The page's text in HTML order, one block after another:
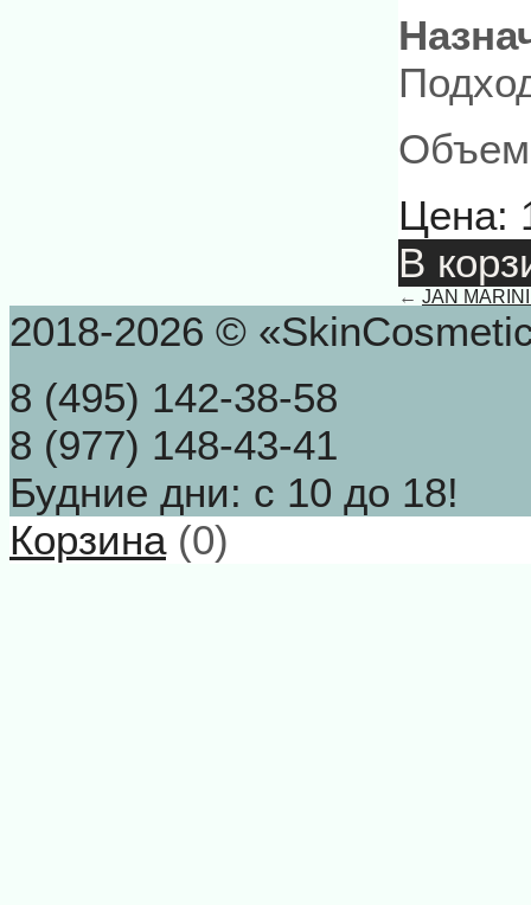
Цена:
В
← JAN
2018-2026 ©
8 (495) 142-38-58
8 (977) 148-43-41
Будние дни: с 10 до 18!
Корзина(0)